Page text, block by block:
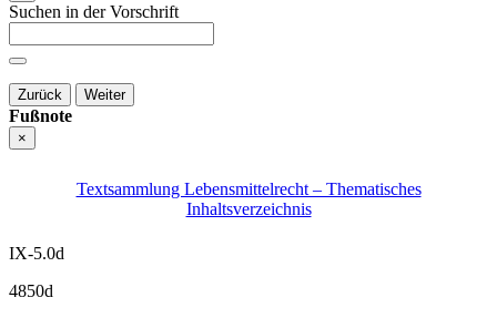
Suchen in der Vorschrift
Zurück Weiter
Fußnote
×
Textsammlung Lebensmittelrecht – Thematisches
Inhaltsverzeichnis
IX-5.0d
4850d